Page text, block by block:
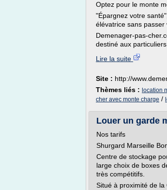
Optez pour le monte
"Épargnez votre
élévatrice sans
Demenager-pas-
destiné aux particuliers
Lire la suite
Site : http://
Thèmes liés : location
cher avec monte charge /
Louer un garde
Nos tarifs
Shurgard Marseille
Centre de stockage
large choix de boxes
très compétitifs.
Situé à proximité de